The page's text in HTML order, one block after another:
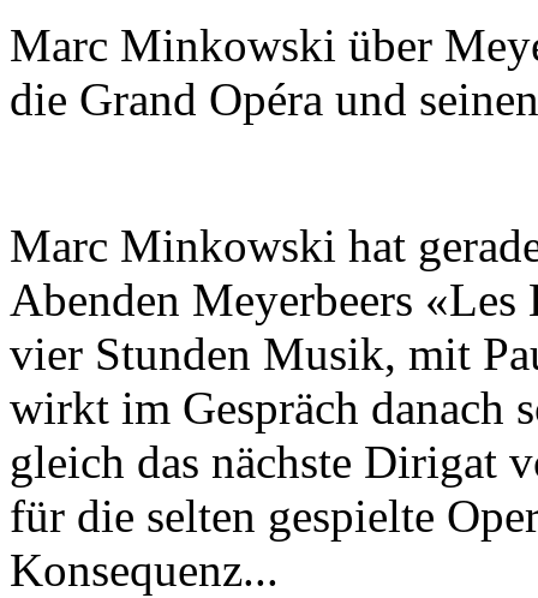
Marc Minkowski über
die Grand Opéra und
Marc Minkowski hat
Abenden Meyerbeers
vier Stunden Musik, mit
wirkt im Gespräch danach
gleich das nächste Dirigat
für die selten gespielte
Konsequenz...